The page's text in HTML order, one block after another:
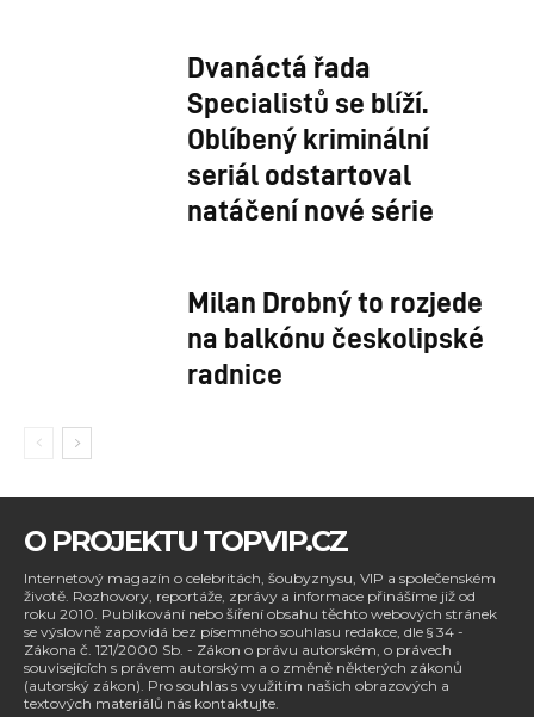
Dvanáctá řada
Specialistů se blíží.
Oblíbený kriminální
seriál odstartoval
natáčení nové série
Milan Drobný to rozjede
na balkónu českolipské
radnice
O PROJEKTU TOPVIP.CZ
Internetový magazín o celebritách, šoubyznysu, VIP a společenském
životě. Rozhovory, reportáže, zprávy a informace přinášíme již od
roku 2010. Publikování nebo šíření obsahu těchto webových stránek
se výslovně zapovídá bez písemného souhlasu redakce, dle § 34 -
Zákona č. 121/2000 Sb. - Zákon o právu autorském, o právech
souvisejících s právem autorským a o změně některých zákonů
(autorský zákon). Pro souhlas s využitím našich obrazových a
textových materiálů nás kontaktujte.